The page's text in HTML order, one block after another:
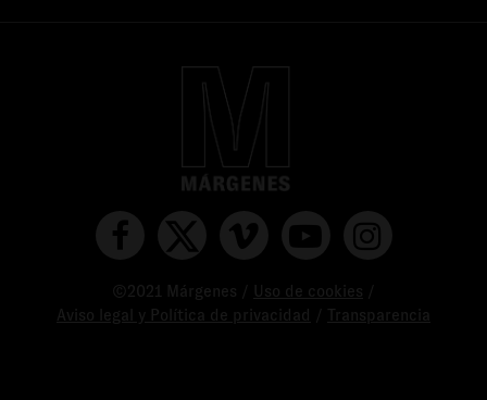
©2021 Márgenes / Uso de cookies
Aviso legal y Política de privacidad
Transparencia